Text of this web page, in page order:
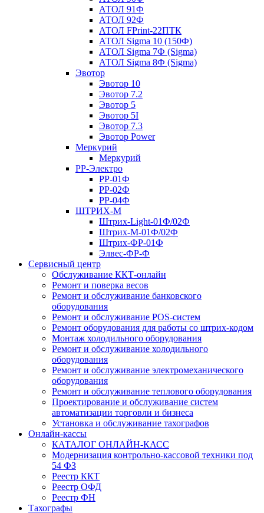
АТОЛ 91Ф
АТОЛ 92Ф
АТОЛ FPrint-22ПТК
АТОЛ Sigma 10 (150Ф)
АТОЛ Sigma 7Ф (Sigma)
АТОЛ Sigma 8Ф (Sigma)
Эвотор
Эвотор 10
Эвотор 7.2
Эвотор 5
Эвотор 5I
Эвотор 7.3
Эвотор Power
Меркурий
Меркурий
РР-Электро
РР-01Ф
РР-02Ф
РР-04Ф
ШТРИХ-М
Штрих-Light-01Ф/02Ф
Штрих-М-01Ф/02Ф
Штрих-ФР-01Ф
Элвес-ФР-Ф
Сервисный центр
Обслуживание ККТ-онлайн
Ремонт и поверка весов
Ремонт и обслуживание банковского
оборудования
Ремонт и обслуживание POS-систем
Ремонт оборудования для работы со штрих-кодом
Монтаж холодильного оборудования
Ремонт и обслуживание холодильного
оборудования
Ремонт и обслуживание электромеханического
оборудования
Ремонт и обслуживание теплового оборудования
Проектирование и обслуживание систем
автоматизации торговли и бизнеса
Установка и обслуживание тахографов
Онлайн-кассы
КАТАЛОГ ОНЛАЙН-КАСС
Модернизация контрольно-кассовой техники под
54 ФЗ
Реестр ККТ
Реестр ОФД
Реестр ФН
Тахографы